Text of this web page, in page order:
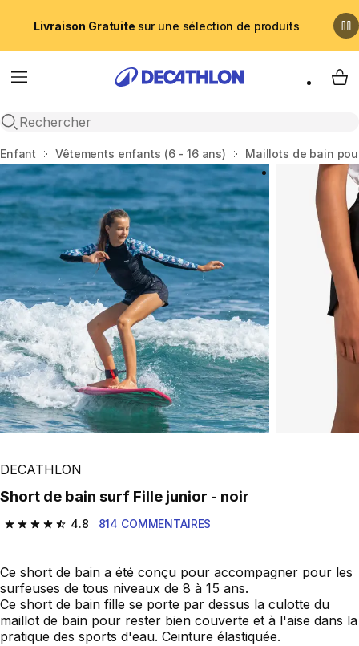
Livraison Gratuite sur une sélection de produits
Menu
Recherche ouverte
My
Accueil
Enfant Vêtements enfants (6 - 16 ans) Maillots de bain
DECATHLON
short de bain surf Fille junior - noir
4.8
4.8 out of 5 stars from 814 reviews
814 COMMENTAIRES
Ce short de bain a été conçu pour accompagner pour les
surfeuses de tous niveaux de 8 à 15 ans.
Ce short de bain fille se porte par dessus la culotte du
maillot de bain pour rester bien couverte et à l'aise dans la
pratique des sports d'eau. Ceinture élastiquée.